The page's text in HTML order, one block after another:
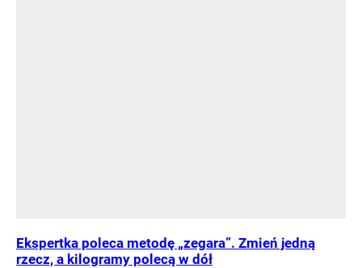
Ekspertka poleca metodę „zegara”. Zmień jedną
rzecz, a kilogramy polecą w dół